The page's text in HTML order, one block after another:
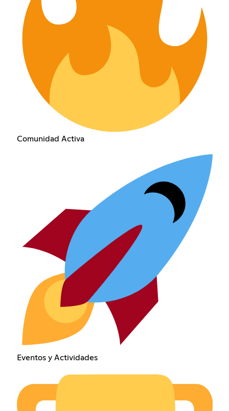
Comunidad Activa
Eventos y Actividades